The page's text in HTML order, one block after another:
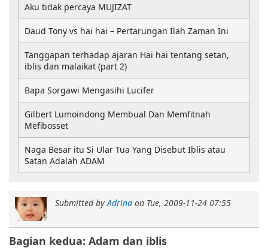
Submitted byAdrina on Tue, 2009-11-24 07:55
Bagian kedua: Adam dan iblis
Aku tidak percaya MUJIZAT
Daud Tony vs hai hai – Pertarungan Ilah Zaman Ini
Tanggapan terhadap ajaran Hai hai tentang setan,
iblis dan malaikat (part 2)
Bapa Sorgawi Mengasihi Lucifer
Gilbert Lumoindong Membual Dan Memfitnah
Mefibosset
Naga Besar itu Si Ular Tua Yang Disebut Iblis atau
Satan Adalah ADAM